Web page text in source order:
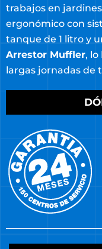
trabajos en
ergonómico con
tanque de 1 litro y
Arrestor Muffler, lo
largas jornadas de